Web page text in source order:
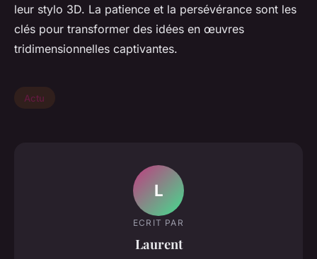
leur stylo 3D. La patience et la persévérance sont les
clés pour transformer des idées en œuvres
tridimensionnelles captivantes.
Actu
L
ECRIT PAR
Laurent